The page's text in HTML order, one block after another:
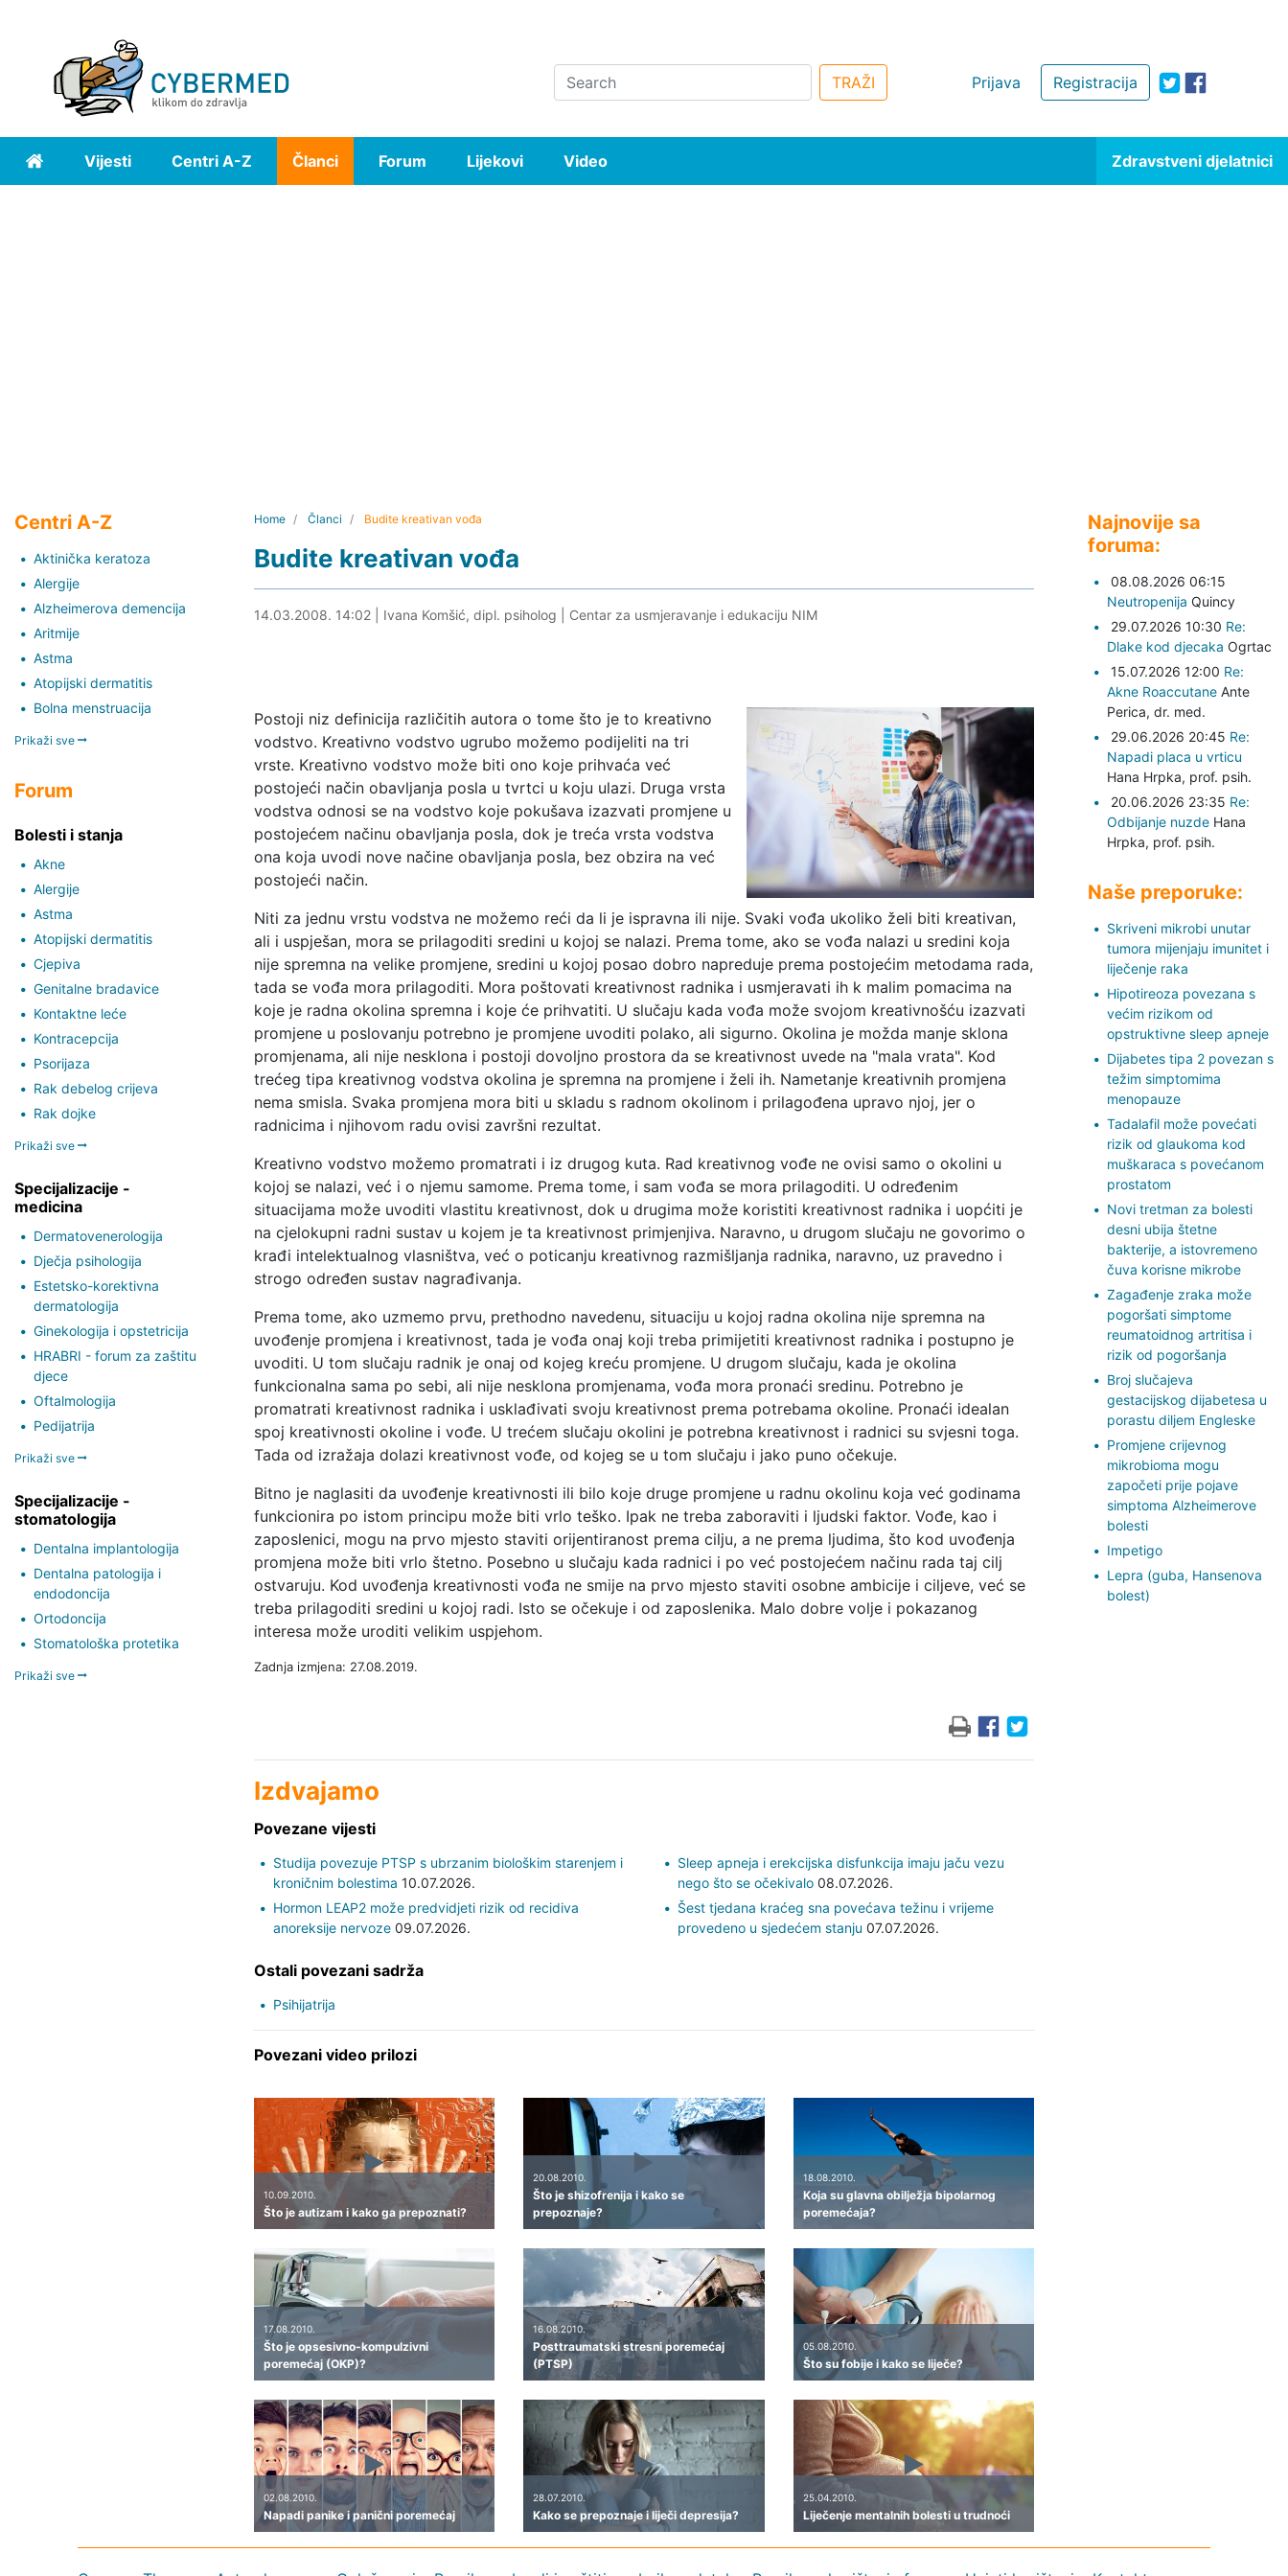
Registracija
Prijava
Search TRAŽI
Home Vijesti Centri A-Z Članci Forum Lijekovi Video Zdravstveni djelatnici
Centri A-Z
Aktinička keratoza
Alergije
Alzheimerova demencija
Aritmije
Astma
Atopijski dermatitis
Bolna menstruacija
Prikaži sve
Forum
Bolesti i stanja
Akne
Alergije
Astma
Atopijski dermatitis
Cjepiva
Genitalne bradavice
Kontaktne leće
Kontracepcija
Psorijaza
Rak debelog crijeva
Rak dojke
Prikaži sve
Specijalizacije -
medicina
Dermatovenerologija
Dječja psihologija
Estetsko-korektivna
dermatologija
Ginekologija i opstetricija
HRABRI - forum za zaštitu
djece
Oftalmologija
Pedijatrija
Prikaži sve
Specijalizacije -
stomatologija
Dentalna implantologija
Dentalna patologija i
endodoncija
Ortodoncija
Stomatološka protetika
Prikaži sve
Home Članci Budite kreativan vođa
Budite kreativan vođa
27.08.2019. 16:35
14.03.2008. 14:02| Ivana Komšić, dipl. psiholog Centar za usmjeravanje i edukaciju NIM
Postoji niz definicija različitih autora o tome što je to kreativno
vodstvo. Kreativno vodstvo ugrubo možemo podijeliti na tri
vrste. Kreativno vodstvo može biti ono koje prihvaća već
postojeći način obavljanja posla u tvrtci u koju ulazi. Druga vrsta
vodstva odnosi se na vodstvo koje pokušava izazvati promjene u
postojećem načinu obavljanja posla, dok je treća vrsta vodstva
ona koja uvodi nove načine obavljanja posla, bez obzira na već
postojeći način.
Niti za jednu vrstu vodstva ne možemo reći da li je ispravna ili nije. Svaki vođa ukoliko želi biti kreativan,
ali i uspješan, mora se prilagoditi sredini u kojoj se nalazi. Prema tome, ako se vođa nalazi u sredini koja
nije spremna na velike promjene, sredini u kojoj posao dobro napreduje prema postojećim metodama rada,
tada se vođa mora prilagoditi. Mora poštovati kreativnost radnika i usmjeravati ih k malim pomacima na
koje je radna okolina spremna i koje će prihvatiti. U slučaju kada vođa može svojom kreativnošću izazvati
promjene u poslovanju potrebno je promjene uvoditi polako, ali sigurno. Okolina je možda manje sklona
promjenama, ali nije nesklona i postoji dovoljno prostora da se kreativnost uvede na "mala vrata". Kod
trećeg tipa kreativnog vodstva okolina je spremna na promjene i želi ih. Nametanje kreativnih promjena
nema smisla. Svaka promjena mora biti u skladu s radnom okolinom i prilagođena upravo njoj, jer o
radnicima i njihovom radu ovisi završni rezultat.
Kreativno vodstvo možemo promatrati i iz drugog kuta. Rad kreativnog vođe ne ovisi samo o okolini u
kojoj se nalazi, već i o njemu samome. Prema tome, i sam vođa se mora prilagoditi. U određenim
situacijama može uvoditi vlastitu kreativnost, dok u drugima može koristiti kreativnost radnika i uopćiti je
na cjelokupni radni sustav u kojem je ta kreativnost primjenjiva. Naravno, u drugom slučaju ne govorimo o
krađi intelektualnog vlasništva, već o poticanju kreativnog razmišljanja radnika, naravno, uz pravedno i
strogo određen sustav nagrađivanja.
Prema tome, ako uzmemo prvu, prethodno navedenu, situaciju u kojoj radna okolina nije spremna na
uvođenje promjena i kreativnost, tada je vođa onaj koji treba primijetiti kreativnost radnika i postupno je
uvoditi. U tom slučaju radnik je onaj od kojeg kreću promjene. U drugom slučaju, kada je okolina
funkcionalna sama po sebi, ali nije nesklona promjenama, vođa mora pronaći sredinu. Potrebno je
promatrati kreativnost radnika i usklađivati svoju kreativnost prema potrebama okoline. Pronaći idealan
spoj kreativnosti okoline i vođe. U trećem slučaju okolini je potrebna kreativnost i radnici su svjesni toga.
Tada od izražaja dolazi kreativnost vođe, od kojeg se u tom slučaju i jako puno očekuje.
Bitno je naglasiti da uvođenje kreativnosti ili bilo koje druge promjene u radnu okolinu koja već godinama
funkcionira po istom principu može biti vrlo teško. Ipak ne treba zaboraviti i ljudski faktor. Vođe, kao i
zaposlenici, mogu na prvo mjesto staviti orijentiranost prema cilju, a ne prema ljudima, što kod uvođenja
promjena može biti vrlo štetno. Posebno u slučaju kada radnici i po već postojećem načinu rada taj cilj
ostvaruju. Kod uvođenja kreativnosti vođa ne smije na prvo mjesto staviti osobne ambicije i ciljeve, već se
treba prilagoditi sredini u kojoj radi. Isto se očekuje i od zaposlenika. Malo dobre volje i pokazanog
interesa može uroditi velikim uspjehom.
Zadnja izmjena: 27.08.2019.
Izdvajamo
Povezane vijesti
Studija povezuje PTSP s ubrzanim biološkim starenjem i
kroničnim bolestima 10.07.2026.
Hormon LEAP2 može predvidjeti rizik od recidiva
anoreksije nervoze09.07.2026.
Sleep apneja i erekcijska disfunkcija imaju jaču vezu
nego što se očekivalo 08.07.2026.
Šest tjedana kraćeg sna povećava težinu i vrijeme
provedeno u sjedećem stanju 07.07.2026.
Ostali povezani sadrža
Psihijatrija
Povezani video prilozi
10.09.2010.
Što je autizam i kako ga prepoznati?
20.08.2010.
Što je shizofrenija i kako se
prepoznaje?
18.08.2010.
Koja su glavna obilježja bipolarnog
poremećaja?
17.08.2010.
Što je opsesivno-kompulzivni
poremećaj (OKP)?
16.08.2010.
Posttraumatski stresni poremećaj
(PTSP)
05.08.2010.
Što su fobije i kako se liječe?
02.08.2010.
Napadi panike i panični poremećaj
28.07.2010.
Kako se prepoznaje i liječi depresija?
25.04.2010.
Liječenje mentalnih bolesti u trudnoći
Najnovije sa
foruma:
08.08.2026 06:15
Neutropenija Quincy
29.07.2026 10:30 Re:
Dlake kod djecaka Ogrtac
15.07.2026 12:00 Re:
Akne Roaccutane Ante
Perica, dr. med.
29.06.2026 20:45 Re:
Napadi placa u vrticu
Hana Hrpka, prof. psih.
20.06.2026 23:35 Re:
Odbijanje nuzde Hana
Hrpka, prof. psih.
Naše preporuke:
Skriveni mikrobi unutar
tumora mijenjaju imunitet i
liječenje raka
Hipotireoza povezana s
većim rizikom od
opstruktivne sleep apneje
Dijabetes tipa 2 povezan s
težim simptomima
menopauze
Tadalafil može povećati
rizik od glaukoma kod
muškaraca s povećanom
prostatom
Novi tretman za bolesti
desni ubija štetne
bakterije, a istovremeno
čuva korisne mikrobe
Zagađenje zraka može
pogoršati simptome
reumatoidnog artritisa i
rizik od pogoršanja
Broj slučajeva
gestacijskog dijabetesa u
porastu diljem Engleske
Promjene crijevnog
mikrobioma mogu
započeti prije pojave
simptoma Alzheimerove
bolesti
Impetigo
Lepra (guba, Hansenova
bolest)